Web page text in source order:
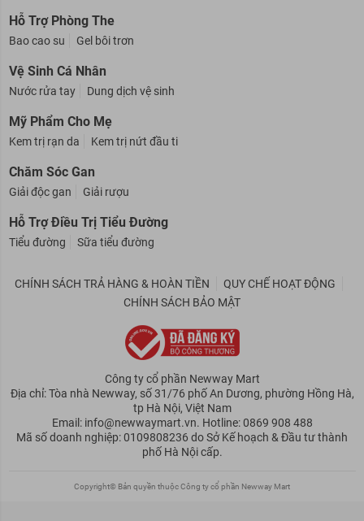
Hỗ Trợ Phòng The
Bao cao su Gel bôi trơn
Vệ Sinh Cá Nhân
Nước rửa tay Dung dịch vệ sinh
Mỹ Phẩm Cho Mẹ
Kem trị rạn da Kem trị nứt đầu ti
Chăm Sóc Gan
Giải độc gan Giải rượu
Hỗ Trợ Điều Trị Tiểu Đường
Tiểu đường Sữa tiểu đường
CHÍNH SÁCH TRẢ HÀNG & HOÀN TIỀN
QUY CHẾ HOẠT ĐỘNG
CHÍNH SÁCH BẢO MẬT
Công ty cổ phần Newway Mart
Địa chỉ: Tòa nhà Newway, số 31/76 phố An Dương, phường Hồng Hà,
tp Hà Nội, Việt Nam
Email: info@newwaymart.vn. Hotline: 0869 908 488
Mã số doanh nghiệp: 0109808236 do Sở Kế hoạch & Đầu tư thành
phố Hà Nội cấp.
Copyright© Bản quyền thuộc Công ty cổ phần Newway Mart